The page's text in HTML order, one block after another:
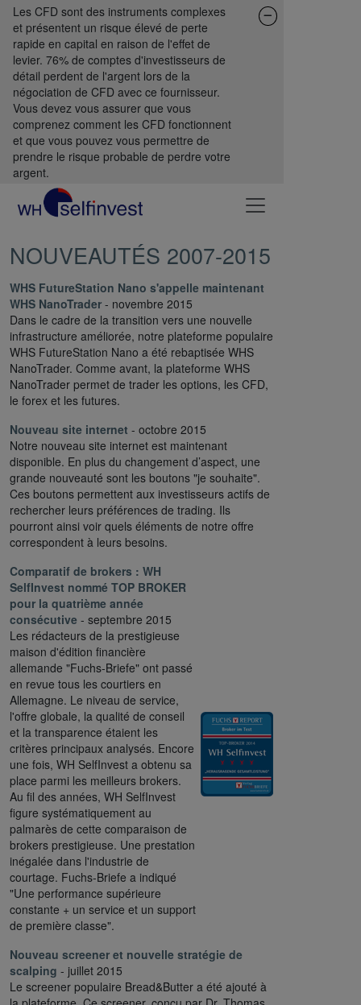
Les CFD sont des instruments complexes
et présentent un risque élevé de perte
rapide en capital en raison de l'effet de
levier. 76% de comptes d'investisseurs de
détail perdent de l'argent lors de la
négociation de CFD avec ce fournisseur.
Vous devez vous assurer que vous
comprenez comment les CFD fonctionnent
et que vous pouvez vous permettre de
prendre le risque probable de perdre votre
argent.
NOUVEAUTÉS 2007-2015
WHS FutureStation Nano s'appelle maintenant
WHS NanoTrader - novembre 2015
Dans le cadre de la transition vers une nouvelle
infrastructure améliorée, notre plateforme populaire
WHS FutureStation Nano a été rebaptisée WHS
NanoTrader. Comme avant, la plateforme WHS
NanoTrader permet de trader les options, les CFD,
le forex et les futures.
Nouveau site internet - octobre 2015
Notre nouveau site internet est maintenant
disponible. En plus du changement d’aspect, une
grande nouveauté sont les boutons "je souhaite".
Ces boutons permettent aux investisseurs actifs de
rechercher leurs préférences de trading. Ils
pourront ainsi voir quels éléments de notre offre
correspondent à leurs besoins.
Comparatif de brokers : WH
SelfInvest nommé TOP BROKER
pour la quatrième année
consécutive - septembre 2015
Les rédacteurs de la prestigieuse
maison d'édition financière
allemande "Fuchs-Briefe" ont passé
en revue tous les courtiers en
Allemagne. Le niveau de service,
l'offre globale, la qualité de conseil
et la transparence étaient les
critères principaux analysés. Encore
une fois, WH SelfInvest a obtenu sa
place parmi les meilleurs brokers.
Au fil des années, WH SelfInvest
figure systématiquement au
palmarès de cette comparaison de
brokers prestigieuse. Une prestation
inégalée dans l'industrie de
courtage. Fuchs-Briefe a indiqué
"Une performance supérieure
constante + un service et un support
de première classe".
Nouveau screener et nouvelle stratégie de
scalping - juillet 2015
Le screener populaire Bread&Butter a été ajouté à